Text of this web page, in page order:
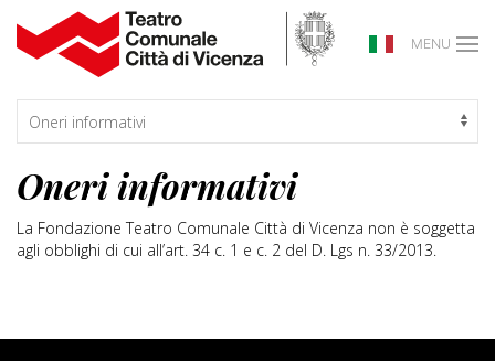
MENU
Oneri informativi
La Fondazione Teatro Comunale Città di Vicenza non è soggetta
agli obblighi di cui all’art. 34 c. 1 e c. 2 del D. Lgs n. 33/2013.